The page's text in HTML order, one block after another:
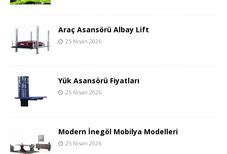
Araç Asansörü Albay Lift
25 Nisan 2026
Yük Asansörü Fiyatları
25 Nisan 2026
Modern İnegöl Mobilya Modelleri
25 Nisan 2026